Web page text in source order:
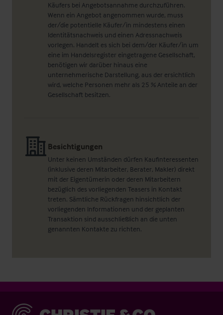
Käufers bei Angebotsannahme durchzuführen.
Wenn ein Angebot angenommen wurde, muss
der/die potentielle Käufer/in mindestens einen
Identitätsnachweis und einen Adressnachweis
vorlegen. Handelt es sich bei dem/der Käufer/in um
eine im Handelsregister eingetragene Gesellschaft,
benötigen wir darüber hinaus eine
unternehmerische Darstellung, aus der ersichtlich
wird, welche Personen mehr als 25 % Anteile an der
Gesellschaft besitzen.
Besichtigungen
Unter keinen Umständen dürfen Kaufinteressenten
(inklusive deren Mitarbeiter, Berater, Makler) direkt
mit der Eigentümerin oder deren Mitarbeitern
bezüglich des vorliegenden Teasers in Kontakt
treten. Sämtliche Rückfragen hinsichtlich der
vorliegenden Informationen und der geplanten
Transaktion sind ausschließlich an die unten
genannten Kontakte zu richten.
Christie & Co